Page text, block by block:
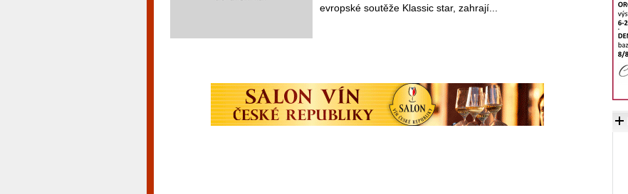
evropské soutěže Klassic star, zahrají...